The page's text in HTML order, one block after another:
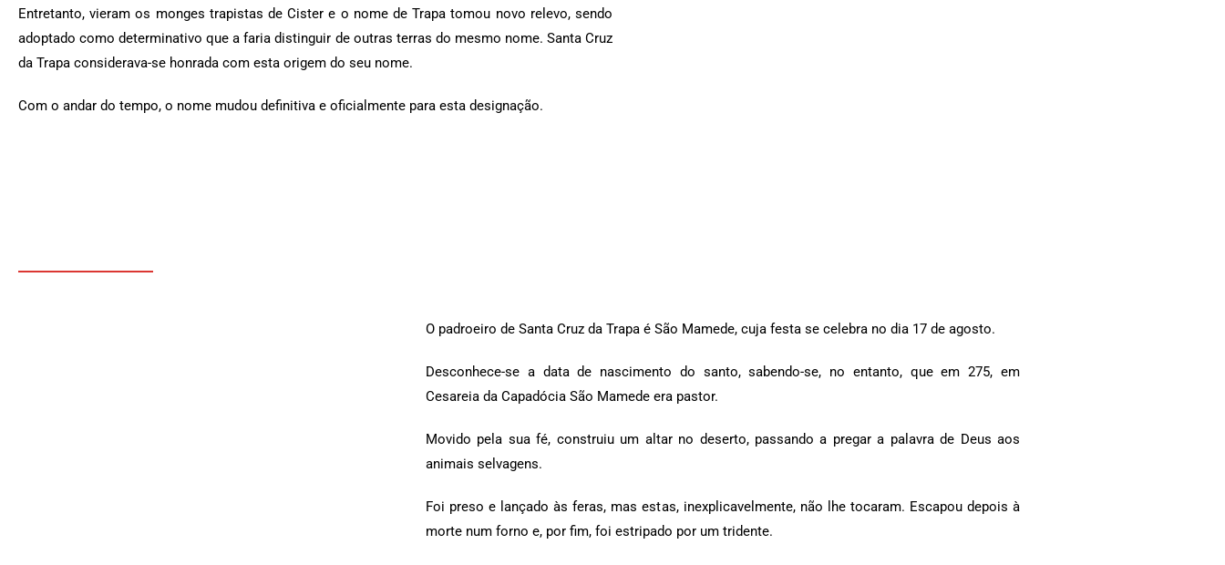
Entretanto, vieram os monges trapistas de Cister e o nome de Trapa tomou novo relevo, sendo
adoptado como determinativo que a faria distinguir de outras terras do mesmo nome. Santa Cruz
da Trapa considerava-se honrada com esta origem do seu nome.
Com o andar do tempo, o nome mudou definitiva e oficialmente para esta designação.
O padroeiro de Santa Cruz da Trapa é São Mamede, cuja festa se celebra no dia 17 de agosto.
Desconhece-se a data de nascimento do santo, sabendo-se, no entanto, que em 275, em
Cesareia da Capadócia São Mamede era pastor.
Movido pela sua fé, construiu um altar no deserto, passando a pregar a palavra de Deus aos
animais selvagens.
Foi preso e lançado às feras, mas estas, inexplicavelmente, não lhe tocaram. Escapou depois à
morte num forno e, por fim, foi estripado por um tridente.